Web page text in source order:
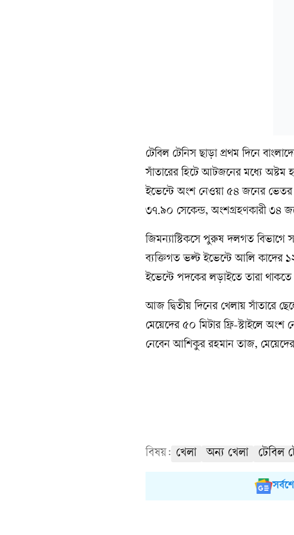
টেবিল টেনিস ছাড়া প্রথম দিনে
সাঁতারের হিটে আটজনের মধ্যে অষ্টম
ইভেন্টে অংশ নেওয়া ৫৪ জনের ভেতর
৩৭.৯০ সেকেন্ড, অংশগ্রহণকারী ৩৪
জিমন্যাস্টিকসে পুরুষ দলগত বিভাগে
ব্যক্তিগত ভল্ট ইভেন্টে আলি কাদের
ইভেন্টে পদকের লড়াইতে তারা থাকতে
আজ দ্বিতীয় দিনের খেলায় সাঁতারে
মেয়েদের ৫০ মিটার ফ্রি-স্টাইলে
নেবেন আশিকুর রহমান তাজ,
বিষয়: খেলা অন্য খেলা টেবিল